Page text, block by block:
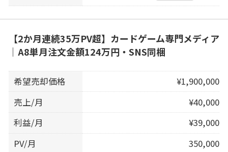
【2か月連続35万PV超】カードゲーム専門メディア
｜A8単月注文金額124万円・SNS同梱
希望売却価格
¥1,900,000
売上/月
¥40,000
利益/月
¥39,000
PV/月
350,000